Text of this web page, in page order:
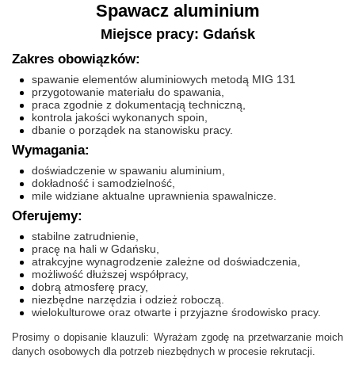
Spawacz aluminium
Miejsce pracy: Gdańsk
Zakres obowiązków:
spawanie elementów aluminiowych metodą MIG 131
przygotowanie materiału do spawania,
praca zgodnie z dokumentacją techniczną,
kontrola jakości wykonanych spoin,
dbanie o porządek na stanowisku pracy.
Wymagania:
doświadczenie w spawaniu aluminium,
dokładność i samodzielność,
mile widziane aktualne uprawnienia spawalnicze.
Oferujemy:
stabilne zatrudnienie,
pracę na hali w Gdańsku,
atrakcyjne wynagrodzenie zależne od doświadczenia,
możliwość dłuższej współpracy,
dobrą atmosferę pracy,
niezbędne narzędzia i odzież roboczą.
wielokulturowe oraz otwarte i przyjazne środowisko pracy.
Prosimy o dopisanie klauzuli: Wyrażam zgodę na przetwarzanie moich
danych osobowych dla potrzeb niezbędnych w procesie rekrutacji.